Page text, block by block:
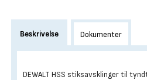
Beskrivelse Dokumenter
DEWALT HSS stiksavsklinger til